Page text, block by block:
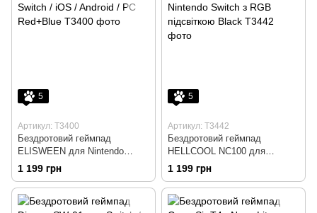
5
Артикул: T3400
Бездротовий геймпад
ELISWEEN для Nintendo
Switch / iOS / Android / PC
Red+Blue
1 199 грн
5
Артикул: T3442
Бездротовий геймпад
HELLCOOL NC100 для
Nintendo Switch з RGB
підсвіткою Black
1 199 грн